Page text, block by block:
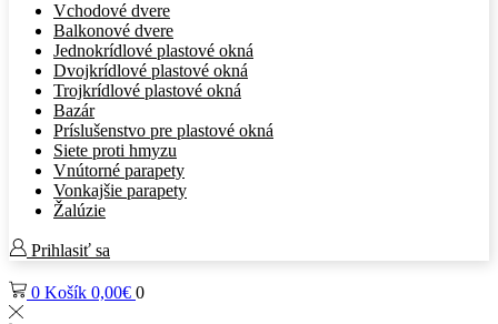
Vchodové dvere
Balkonové dvere
Jednokrídlové plastové okná
Dvojkrídlové plastové okná
Trojkrídlové plastové okná
Bazár
Príslušenstvo pre plastové okná
Siete proti hmyzu
Vnútorné parapety
Vonkajšie parapety
Žalúzie
Prihlasiť sa
0 Košík 0,00€ 0